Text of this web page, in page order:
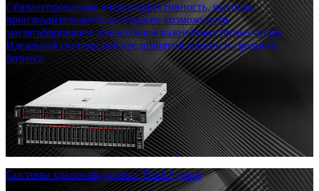
Сбалансированная энергоэффективность, высокая
производительность и широкие возможности
масштабирования для решения важнейших бизнес-задач.
Идеальная система для предприятий малого и среднего
бизнеса.
Системы хранения данных ThinkSystem